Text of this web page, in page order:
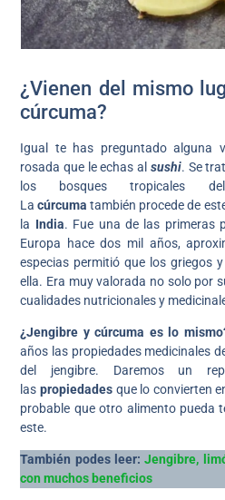
¿Vienen del mismo
cúrcuma?
Igual te has preguntado alguna
rosada que le echas al sushi. Se
los bosques tropicales
Lacúrcumatambién procede de
la India. Fue una de las primeras
Europa hace dos mil años,
especias permitió que los griegos
ella. Era muy valorada no solo por
cualidades nutricionales y
¿Jengibre y cúrcuma es lo
años las propiedades medicinales
del jengibre. Daremos un
las propiedadesque lo convierten
probable que otro alimento pueda
este.
También podes leer:Jengibre,
con muchos beneficios